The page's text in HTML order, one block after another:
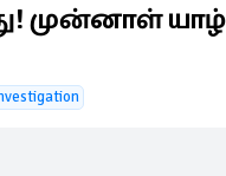
முன்னாள்